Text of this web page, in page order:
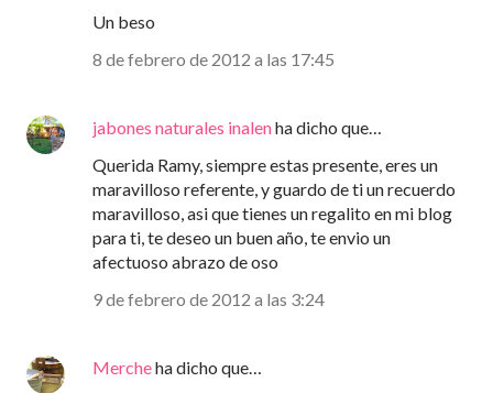
Un beso
8 de febrero de 2012 a las 17:45
jabones naturales inalenha dicho que…
Querida Ramy, siempre estas presente, eres un
maravilloso referente, y guardo de ti un recuerdo
maravilloso, asi que tienes un regalito en mi blog
para ti, te deseo un buen año, te envio un
afectuoso abrazo de oso
9 de febrero de 2012 a las 3:24
Mercheha dicho que…